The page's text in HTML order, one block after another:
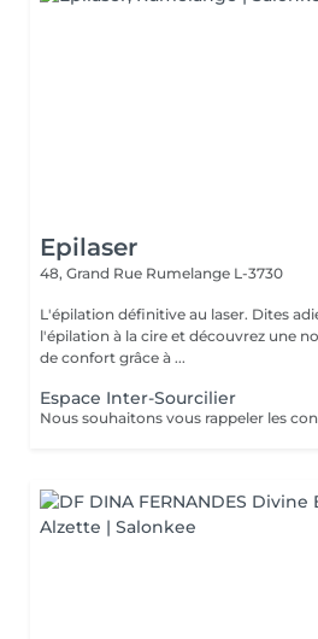
Epilaser
48, Grand Rue Rumelange L-3730
L'épilation définitive au laser. Dites adieu aux rasoirs, à
l'épilation à la cire et découvrez une
de confort grâce à ...
Espace Inter-Sourcilier